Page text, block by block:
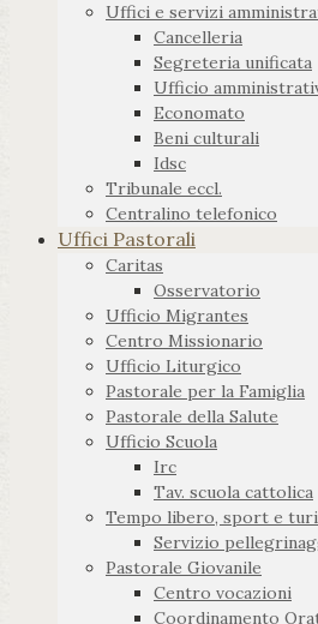
Uffici e servizi
Cancelleria
Segreteria unificata
Ufficio
Economato
Beni culturali
Idsc
Tribunale eccl.
Centralino telefonico
Uffici Pastorali
Caritas
Osservatorio
Ufficio Migrantes
Centro Missionario
Ufficio Liturgico
Pastorale per la Famiglia
Pastorale della Salute
Ufficio Scuola
Irc
Tav. scuola cattolica
Tempo libero, sport e
Servizio
Pastorale Giovanile
Centro vocazioni
Coordinamento